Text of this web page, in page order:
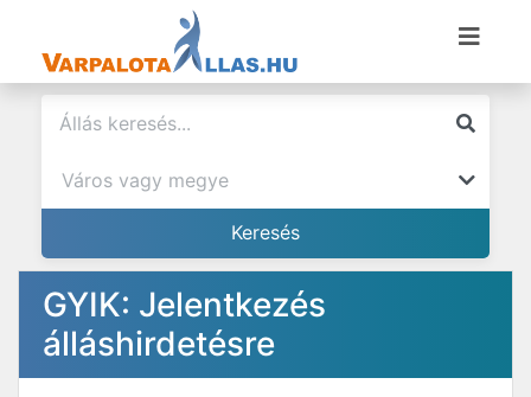
GYIK: Jelentkezés
álláshirdetésre